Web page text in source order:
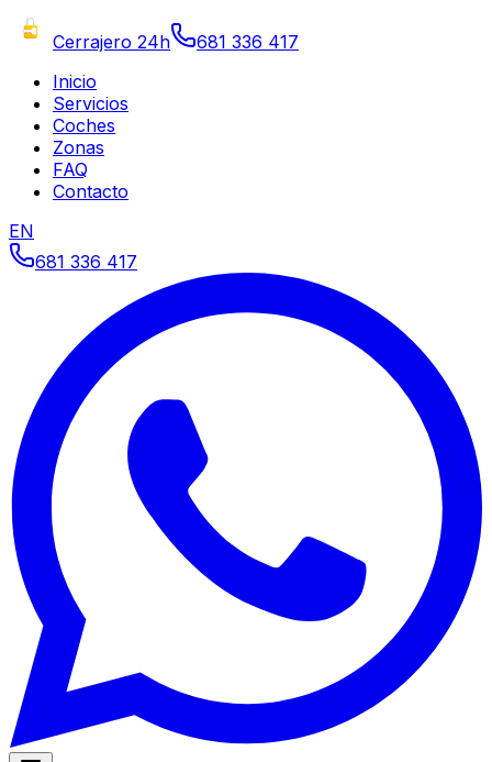
Cerrajero 24h
681 336 417
Inicio
Servicios
Coches
Zonas
FAQ
Contacto
EN
681 336 417